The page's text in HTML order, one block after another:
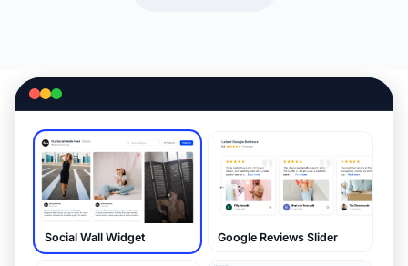
Social Wall Widget Google Reviews Slider